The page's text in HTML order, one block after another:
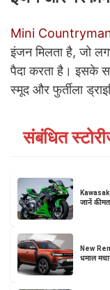
Mini
इंजन मिलता है, जो
पैदा करता है। इसके
स्मूद और फुर्तीला
संबंधित
जानें
New
धमाल